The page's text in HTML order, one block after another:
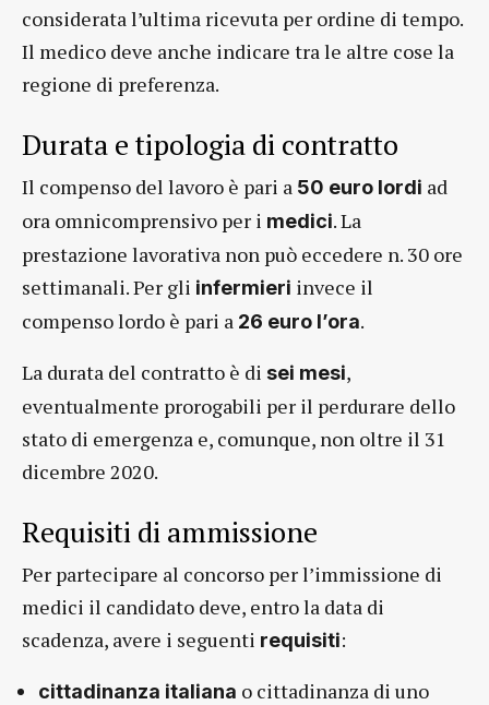
considerata l’ultima ricevuta per ordine di tempo.
Il medico deve anche indicare tra le altre cose la
regione di preferenza.
Durata e tipologia di contratto
Il compenso del lavoro è pari a 50 euro lordi ad
ora omnicomprensivo per i medici. La
prestazione lavorativa non può eccedere n. 30 ore
settimanali. Per gli infermieri invece il
compenso lordo è pari a 26 euro l’ora.
La durata del contratto è di sei mesi,
eventualmente prorogabili per il perdurare dello
stato di emergenza e, comunque, non oltre il 31
dicembre 2020.
Requisiti di ammissione
Per partecipare al concorso per l’immissione di
medici il candidato deve, entro la data di
scadenza, avere i seguenti requisiti:
cittadinanza italiana o cittadinanza di uno